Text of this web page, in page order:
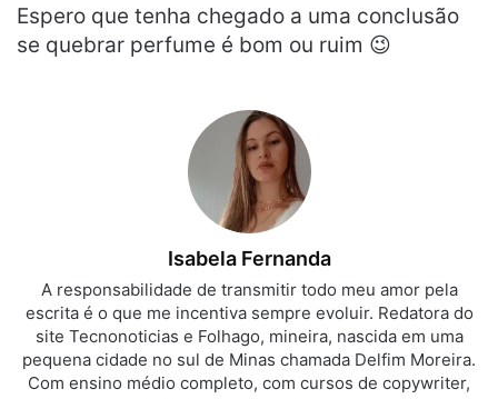
Espero que tenha chegado a uma conclusão
se quebrar perfume é bom ou ruim 😉
Isabela Fernanda
A responsabilidade de transmitir todo meu amor pela
escrita é o que me incentiva sempre evoluir. Redatora do
site Tecnonoticias e Folhago, mineira, nascida em uma
pequena cidade no sul de Minas chamada Delfim Moreira.
Com ensino médio completo, com cursos de copywriter,